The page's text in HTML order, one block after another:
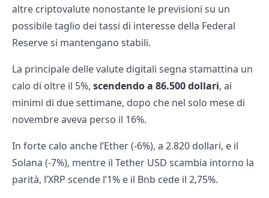
altre criptovalute nonostante le previsioni su un
possibile taglio dei tassi di interesse della Federal
Reserve si mantengano stabili.
La principale delle valute digitali segna stamattina un
calo di oltre il 5%, scendendo a 86.500 dollari, ai
minimi di due settimane, dopo che nel solo mese di
novembre aveva perso il 16%.
In forte calo anche l’Ether (-6%), a 2.820 dollari, e il
Solana (-7%), mentre il Tether USD scambia intorno la
parità, l’XRP scende l’1% e il Bnb cede il 2,75%.